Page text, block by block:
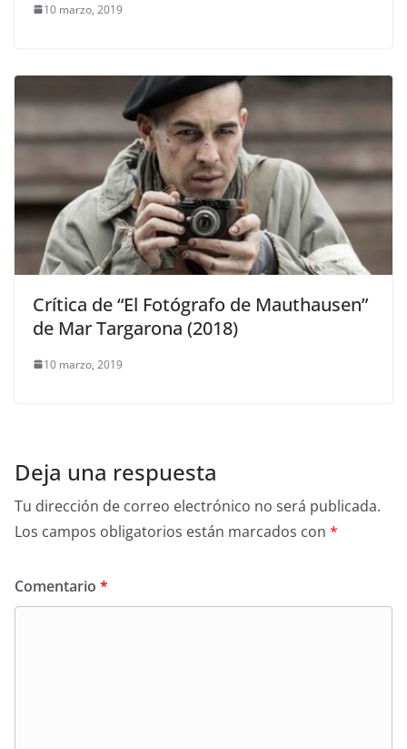
10 marzo, 2019
Crítica de “El Fotógrafo de Mauthausen”
de Mar Targarona (2018)
10 marzo, 2019
Deja una respuesta
Tu dirección de correo electrónico no será publicada.
Los campos obligatorios están marcados con *
Comentario *